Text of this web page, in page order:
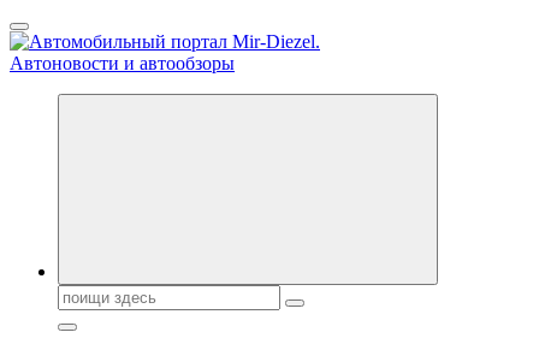
Перейти
к
содержанию
Справочник автомобилиста. Обзор новинок популярных
Поиск: